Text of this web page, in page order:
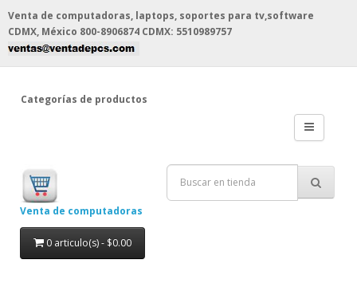
Venta de computadoras, laptops, soportes para tv,software
CDMX, México 800-8906874 CDMX: 5510989757
Categorías de productos
Venta de computadoras
0 articulo(s) - $0.00